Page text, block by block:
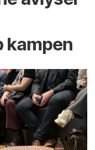
kampen